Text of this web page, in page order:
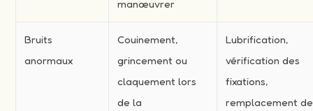
manœuvrer
Bruits
anormaux
Couinement,
grincement ou
claquement lors
de la
Lubrification,
vérification des
fixations,
remplacement de